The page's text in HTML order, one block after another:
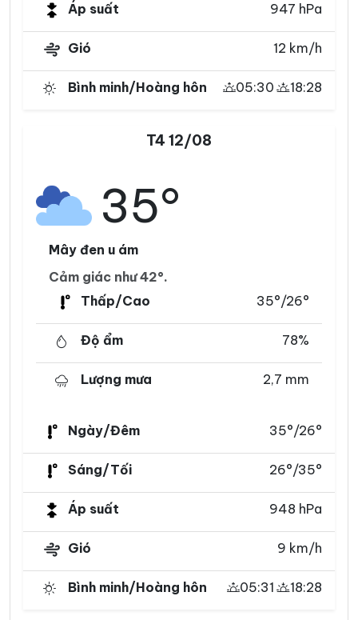
Áp suất 947 hPa
Gió 12 km/h
Bình minh/Hoàng hôn 05:30 18:28
T4 12/08
35°
Mây đen u ám
Cảm giác như 42°.
Thấp/Cao
35°/26°
Độ ẩm 78%
Lượng mưa 2,7 mm
Ngày/Đêm 35°/26°
Sáng/Tối 26°/35°
Áp suất 948 hPa
Gió 9 km/h
Bình minh/Hoàng hôn 05:31 18:28